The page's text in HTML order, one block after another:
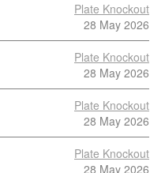
Plate Knockout
28 May 2026
Plate Knockout
28 May 2026
Plate Knockout
28 May 2026
Plate Knockout
28 May 2026